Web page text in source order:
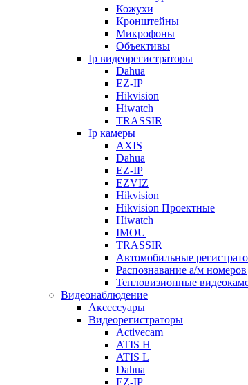
Кожухи
Кронштейны
Микрофоны
Объективы
Ip видеорегистраторы
Dahua
EZ-IP
Hikvision
Hiwatch
TRASSIR
Ip камеры
AXIS
Dahua
EZ-IP
EZVIZ
Hikvision
Hikvision Проектные
Hiwatch
IMOU
TRASSIR
Автомобильные
Распознавание а/м номеров
Тепловизионные
Видеонаблюдение
Аксессуары
Видеорегистраторы
Activecam
ATIS H
ATIS L
Dahua
EZ-IP